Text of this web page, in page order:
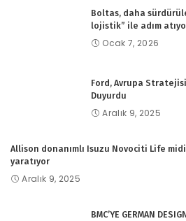
Boltas, daha
lojistik” ile adım
Ocak 7, 2026
Ford, Avrupa
Duyurdu
Aralık 9, 2025
Allison donanımlı Isuzu Novociti Life
yaratıyor
Aralık 9, 2025
BMC’YE GERMAN